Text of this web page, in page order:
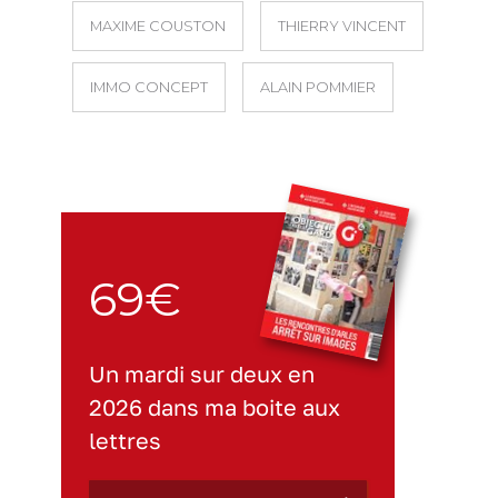
MAXIME COUSTON THIERRY VINCENT
IMMO CONCEPT ALAIN POMMIER
69€
Un mardi sur deux en
2026 dans ma boite aux
lettres